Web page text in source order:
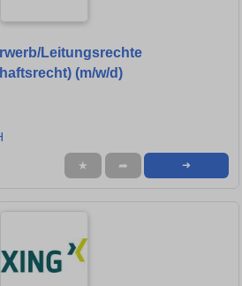
Leitungsrechte
(m/w/d)
★ ➦ ➜